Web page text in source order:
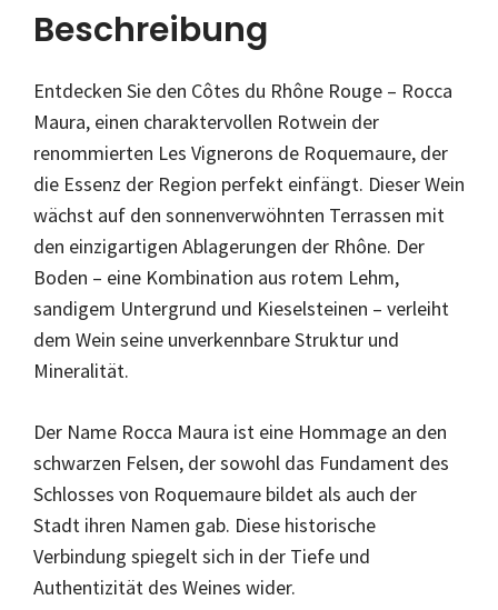
Beschreibung
Entdecken Sie den Côtes du Rhône Rouge – Rocca
Maura, einen charaktervollen Rotwein der
renommierten Les Vignerons de Roquemaure, der
die Essenz der Region perfekt einfängt. Dieser Wein
wächst auf den sonnenverwöhnten Terrassen mit
den einzigartigen Ablagerungen der Rhône. Der
Boden – eine Kombination aus rotem Lehm,
sandigem Untergrund und Kieselsteinen – verleiht
dem Wein seine unverkennbare Struktur und
Mineralität.
Der Name Rocca Maura ist eine Hommage an den
schwarzen Felsen, der sowohl das Fundament des
Schlosses von Roquemaure bildet als auch der
Stadt ihren Namen gab. Diese historische
Verbindung spiegelt sich in der Tiefe und
Authentizität des Weines wider.